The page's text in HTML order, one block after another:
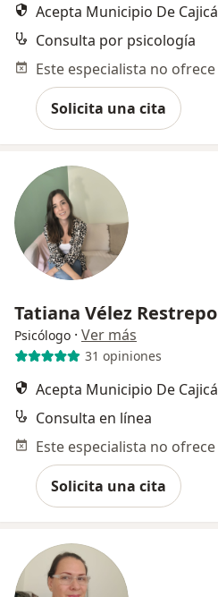
Acepta Municipio De Cajicá
Consulta por psicología
Solicita una cita
Tatiana Vélez Restrepo
Psicólogo · Ver más
31 opiniones
Acepta Municipio De Cajicá
Consulta en línea
Solicita una cita